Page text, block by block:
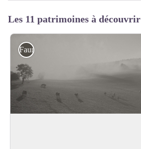
Les 11 patrimoines à découvrir
Faune